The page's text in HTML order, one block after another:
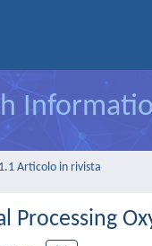
1.1 Articolo in rivista